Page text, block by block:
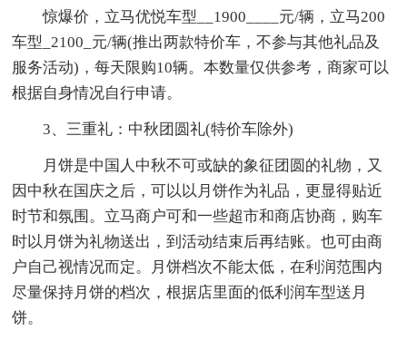
惊爆价，立马优悦车型__1900____元/辆，立马200
车型_2100_元/辆(推出两款特价车，不参与其他礼品及
服务活动)，每天限购10辆。本数量仅供参考，商家可以
根据自身情况自行申请。
3、三重礼：中秋团圆礼(特价车除外)
月饼是中国人中秋不可或缺的象征团圆的礼物，又
因中秋在国庆之后，可以以月饼作为礼品，更显得贴近
时节和氛围。立马商户可和一些超市和商店协商，购车
时以月饼为礼物送出，到活动结束后再结账。也可由商
户自己视情况而定。月饼档次不能太低，在利润范围内
尽量保持月饼的档次，根据店里面的低利润车型送月
饼。